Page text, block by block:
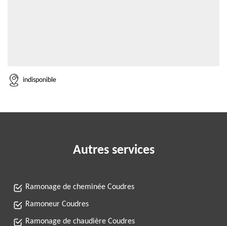
indisponible
Autres services
Ramonage de cheminée Coudres
Ramoneur Coudres
Ramonage de chaudière Coudres